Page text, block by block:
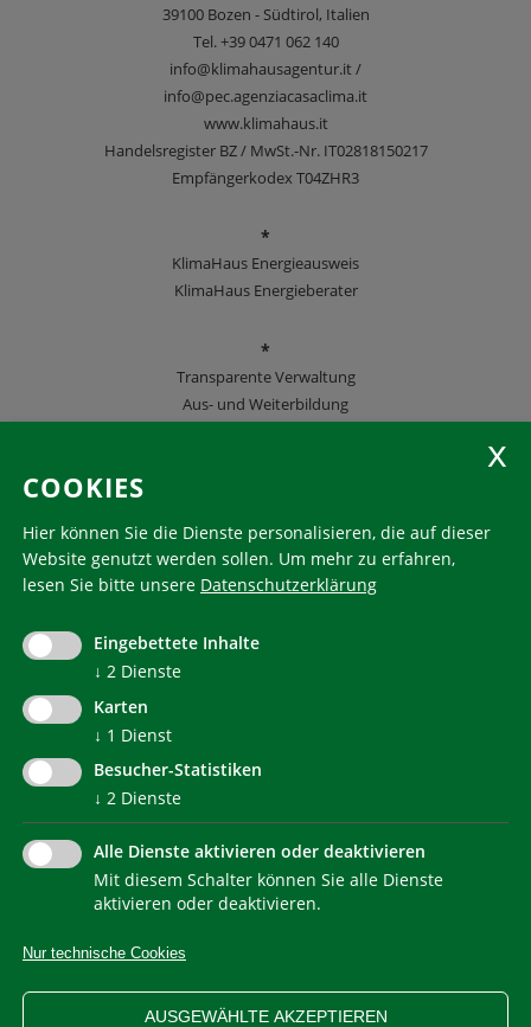
39100 Bozen - Südtirol, Italien
Tel.+39 0471 062 140
info@klimahausagentur.it /
info@pec.agenziacasaclima.it
www.klimahaus.it
Handelsregister BZ / MwSt.-Nr. IT02818150217
Empfängerkodex T04ZHR3
*
KlimaHaus Energieausweis
KlimaHaus Energieberater
*
Transparente Verwaltung
Aus- und Weiterbildung
KlimaHaus ist eine eingetragene Marke. Die Nutzung muss
communication@klimahausagentur.it
© 2022 Agentur für Energie Südtirol - KlimaHaus
NEWSLETTER
IMPRESSUM PRIVACY
WEB STATISTIKEN
ERKLÄRUNG BARRIEREFREIHEIT
COOKIEEINSTELLUNGEN
COOKIES
Hier können Sie die Dienste personalisieren, die auf dieser
Website genutzt werden sollen. Um mehr zu erfahren,
lesen Sie bitte unsere Datenschutzerklärung
Eingebettete Inhalte
↓ 2 Dienste
Karten
↓ 1 Dienst
Besucher-Statistiken
↓ 2 Dienste
Alle Dienste aktivieren oder deaktivieren
Mit diesem Schalter können Sie alle Dienste
aktivieren oder deaktivieren.
Nur technische Cookies
AUSGEWÄHLTE AKZEPTIEREN